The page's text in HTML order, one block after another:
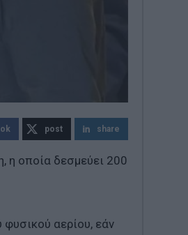
post share
η οποία δεσμεύει 200
αερίου, εάν